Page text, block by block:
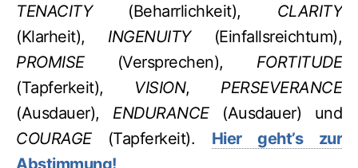
TENACITY (Beharrlichkeit), CLARITY
(Klarheit), INGENUITY
(Einfallsreichtum),
PROMISE
(Versprechen), FORTITUDE
(Tapferkeit), VISION, PERSEVERANCE
(Ausdauer), ENDURANCE(Ausdauer) und
COURAGE(Tapferkeit). Hier geht’s zur
Abstimmung!